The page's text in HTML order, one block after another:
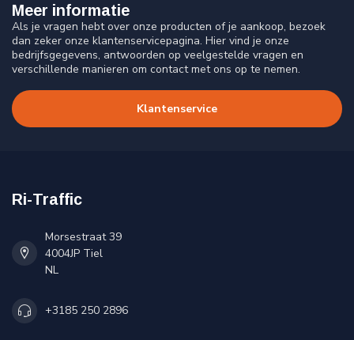
Meer informatie
Als je vragen hebt over onze producten of je aankoop, bezoek
dan zeker onze klantenservicepagina. Hier vind je onze
bedrijfsgegevens, antwoorden op veelgestelde vragen en
verschillende manieren om contact met ons op te nemen.
Klantenservice
Ri-Traffic
Morsestraat 39
4004JP Tiel
NL
+3185 250 2896